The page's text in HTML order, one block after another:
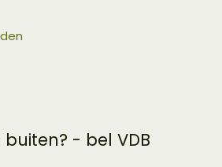
- bel VDB